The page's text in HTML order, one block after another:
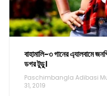
বাহামালি-৩ গানের এ্যালবামে
ডগর টুডু।
Paschimbangla Adibasi
31, 2019